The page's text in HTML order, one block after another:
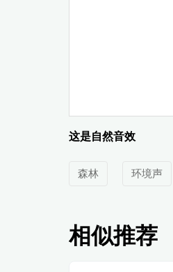
这是自然音效
森林 环境声
相似推荐